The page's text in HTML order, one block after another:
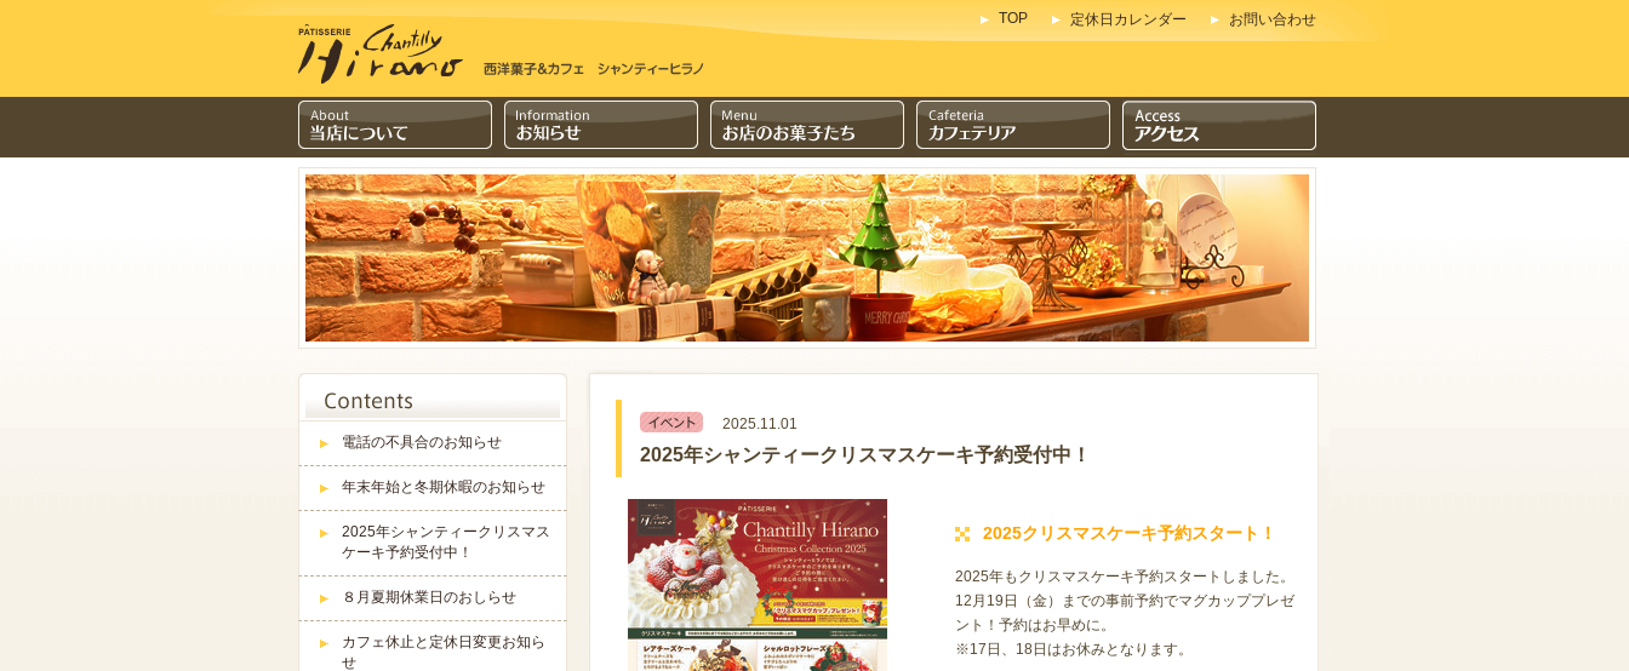
TOP 定休日カレンダー お問い合わせ
電話の不具合のお知らせ
年末年始と冬期休暇のお知らせ
2025年シャンティークリスマス
ケーキ予約受付中！
８月夏期休業日のおしらせ
カフェ休止と定休日変更お知ら
せ
2025.11.01
2025年シャンティークリスマスケーキ予約受付中！
2025クリスマスケーキ予約スタート！
2025年もクリスマスケーキ予約スタートしました。
12月19日（金）までの事前予約でマグカッププレゼ
ント！予約はお早めに。
※17日、18日はお休みとなります。